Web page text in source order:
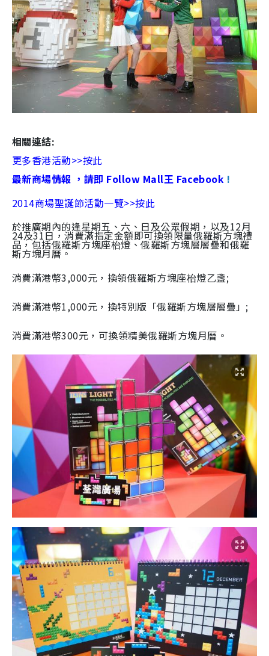
相關連結:
更多香港活動>>按此
最新商場情報 ，請即 Follow Mall王 Facebook !
2014商場聖誕節活動一覽>>按此
於推廣期內的逢星期五、六、日及公眾假期，以及12月
24及31日，消費滿指定金額即可換領限量俄羅斯方塊禮
品，包括俄羅斯方塊座枱燈、俄羅斯方塊層層疊和俄羅
斯方塊月曆。
消費滿港幣3,000元，換領俄羅斯方塊座枱燈乙盞;
消費滿港幣1,000元，換特別版「俄羅斯方塊層層疊」;
消費滿港幣300元，可換領精美俄羅斯方塊月曆。